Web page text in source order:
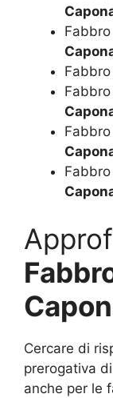
Cercare di
prerogativa
anche per le